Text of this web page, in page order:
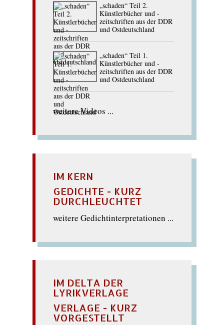
„schaden“ Teil 2.
Künstlerbücher und -
zeitschriften aus der DDR
und Ostdeutschland
„schaden“ Teil 1.
Künstlerbücher und -
zeitschriften aus der DDR
und Ostdeutschland
weitere Videos ...
IM KERN
GEDICHTE - KURZ
DURCHLEUCHTET
weitere Gedichtinterpretationen ...
IM DELTA DER
LYRIKVERLAGE
VERLAGE - KURZ
VORGESTELLT